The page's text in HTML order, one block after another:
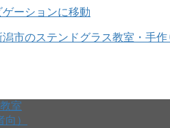
ゲーションに移動
室
）